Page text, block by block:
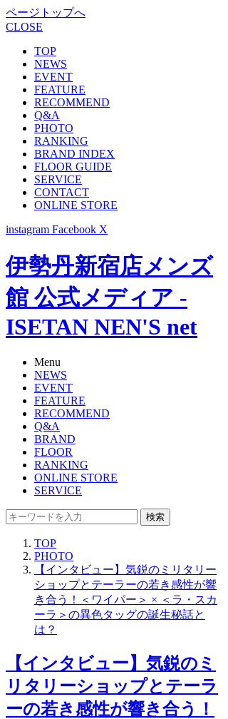
ページトップへ
CLOSE
TOP
NEWS
EVENT
FEATURE
RECOMMEND
Q&A
PHOTO
RANKING
BRAND INDEX
FLOOR GUIDE
SERVICE
CONTACT
ONLINE STORE
instagram Facebook X
伊勢丹新宿店メンズ
館 公式メディア -
ISETAN NEN'S net
Menu
NEWS
EVENT
FEATURE
RECOMMEND
Q&A
BRAND
FLOOR
RANKING
ONLINE STORE
SERVICE
検索
TOP
PHOTO
【インタビュー】気鋭のミリタリー
ショップとテーラーの若き感性が響
き合う！＜ワイパー＞ × ＜ラ・スカ
ーラ＞の異色タッグの誕生秘話と
は？
【インタビュー】気鋭のミ
リタリーショップとテーラ
ーの若き感性が響き合う！